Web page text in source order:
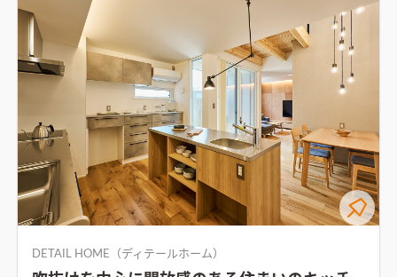
DETAIL HOME（ディテールホーム）